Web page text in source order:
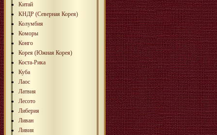
Китай
КНДР (Северная Корея)
Колумбия
Коморы
Конго
Корея (Южная Корея)
Коста-Рика
Куба
Лаос
Латвия
Лесото
Либерия
Ливан
Ливия